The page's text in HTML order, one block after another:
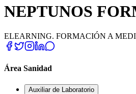
NEPTUNOS
ELEARNING. FORMACIÓN A
Área Sanidad
Auxiliar de Laboratorio